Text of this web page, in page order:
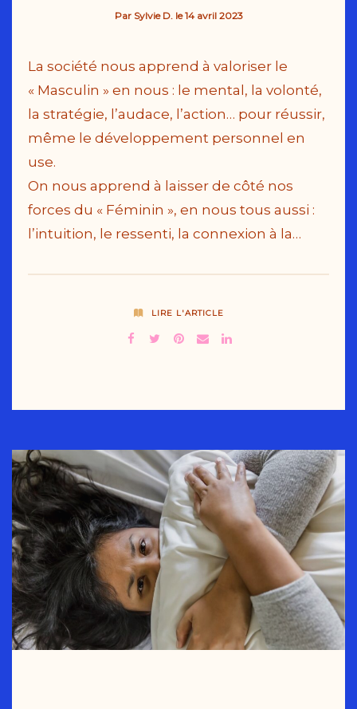
Par Sylvie D. le14 avril 2023
La société nous apprend à valoriser le
« Masculin » en nous : le mental, la volonté,
la stratégie, l’audace, l’action… pour réussir,
même le développement personnel en
use.
On nous apprend à laisser de côté nos
forces du « Féminin », en nous tous aussi :
l’intuition, le ressenti, la connexion à la…
LIRE L'ARTICLE